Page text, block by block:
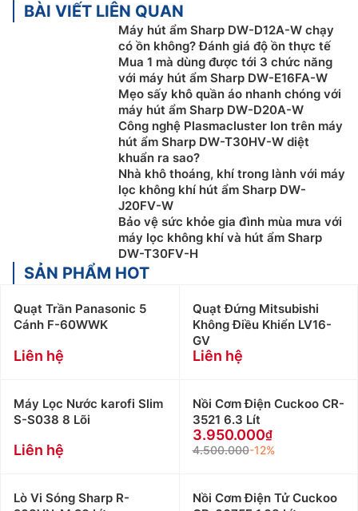
BÀI VIẾT LIÊN QUAN
Máy hút ẩm Sharp DW-D12A-W chạy
có ồn không? Đánh giá độ ồn thực tế
Mua 1 mà dùng được tới 3 chức năng
với máy hút ẩm Sharp DW-E16FA-W
Mẹo sấy khô quần áo nhanh chóng với
máy hút ẩm Sharp DW-D20A-W
Công nghệ Plasmacluster Ion trên máy
hút ẩm Sharp DW-T30HV-W diệt
khuẩn ra sao?
Nhà khô thoáng, khí trong lành với máy
lọc không khí hút ẩm Sharp DW-
J20FV-W
Bảo vệ sức khỏe gia đình mùa mưa với
máy lọc không khí và hút ẩm Sharp
DW-T30FV-H
SẢN PHẨM HOT
Quạt Trần Panasonic 5
Cánh F-60WWK
Liên hệ
Quạt Đứng Mitsubishi
Không Điều Khiển LV16-
GV
Liên hệ
Máy Lọc Nước karofi Slim
S-S038 8 Lõi
Liên hệ
Nồi Cơm Điện Cuckoo CR-
3521 6.3 Lít
3.950.000
4.500.000-12%
Lò Vi Sóng Sharp R-
Nồi Cơm Điện Tử Cuckoo